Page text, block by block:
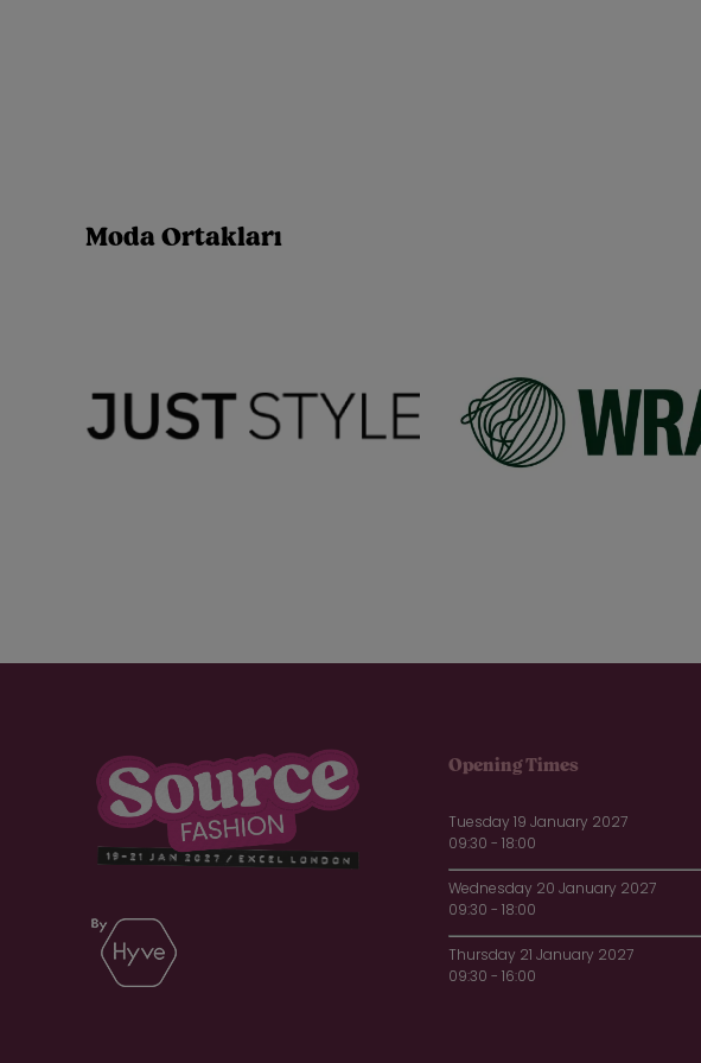
Moda Ortakları
Opening Times
Tuesday 19 January 2027
09:30 - 18:00
Wednesday 20 January 2027
09:30 - 18:00
Thursday 21 January 2027
09:30 - 16:00